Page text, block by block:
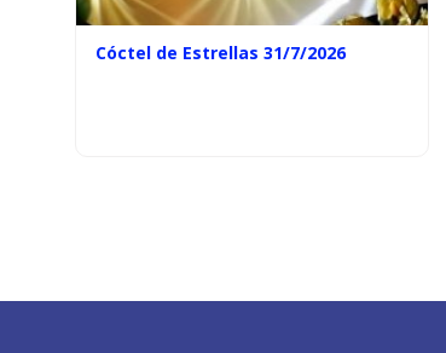
Cóctel de Estrellas 31/7/2026